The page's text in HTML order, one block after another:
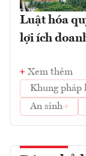
Luật hóa
lợi ích
Xem thêm
Khung pháp
An sinh